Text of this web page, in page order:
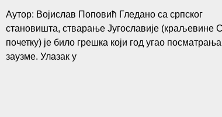
Аутор: Војислав Поповић Гледано са српског
становишта, стварање Југославије (краљевине
почетку) је било грешка који год угао
заузме. Улазак у